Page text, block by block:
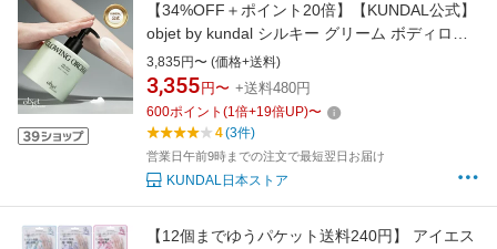
【34%OFF＋ポイント20倍】【KUNDAL公式】
objet by kundal シルキー グリーム ボディロー
ション 470ml クンダル OBJET BY KUNDAL
SILKY GLEAM BODY LOTION
3,835円〜 (価格+送料)
3,355 円〜 +送料480円
600ポイント (1倍+19倍UP)〜
4(3件)
営業日午前9時までの注文で最短翌日お届け
KUNDAL日本ストア
【12個までゆうパケット送料240円】 アイエス